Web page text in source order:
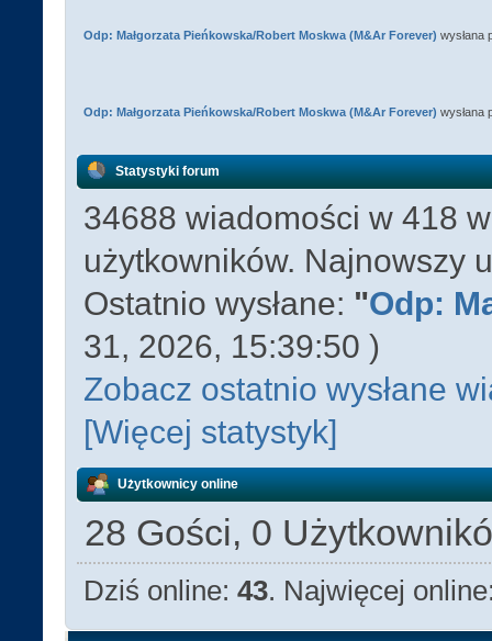
Odp: Małgorzata Pieńkowska/Robert Moskwa (M&Ar Forever) wysłana
Odp: Małgorzata Pieńkowska/Robert Moskwa (M&Ar Forever) wysłana
Statystyki forum
34688 wiadomości w 418
użytkowników. Najnowszy
Ostatnio wysłane: "Odp:
31, 2026, 15:39:50 )
Zobacz ostatnio wysłane
[Więcej statystyk]
Użytkownicy online
28 Gości, 0
Dziś online: 43. Najwięcej